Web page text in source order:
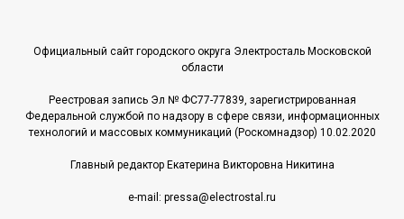
Официальный сайт городского округа Электросталь Московской
области
Реестровая запись Эл № ФС77-77839, зарегистрированная
Федеральной службой по надзору в сфере связи, информационных
технологий и массовых коммуникаций (Роскомнадзор) 10.02.2020
Главный редактор Екатерина Викторовна Никитина
e-mail: pressa@electrostal.ru